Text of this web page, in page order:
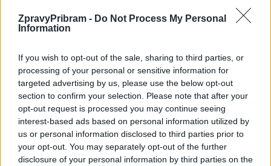
ZpravyPribram - Do Not Process My Personal
Information
If you wish to opt-out of the sale, sharing to third parties, or
processing of your personal or sensitive information for
targeted advertising by us, please use the below opt-out
section to confirm your selection. Please note that after your
opt-out request is processed you may continue seeing
interest-based ads based on personal information utilized by
us or personal information disclosed to third parties prior to
your opt-out. You may separately opt-out of the further
disclosure of your personal information by third parties on the
Kultura
Dnes se v Příbrami otevře výstava
i hudební a básnický program
Dobříšsko
Festival hudby na zámku Dobříš sází na
jedinečnou atmosféru. Klasiku propojí
s dalšími žánry i rodinným programem
Fesťáczek Presents poprvé míří do
Lesního divadla Skalka. Nabídne hudbu,